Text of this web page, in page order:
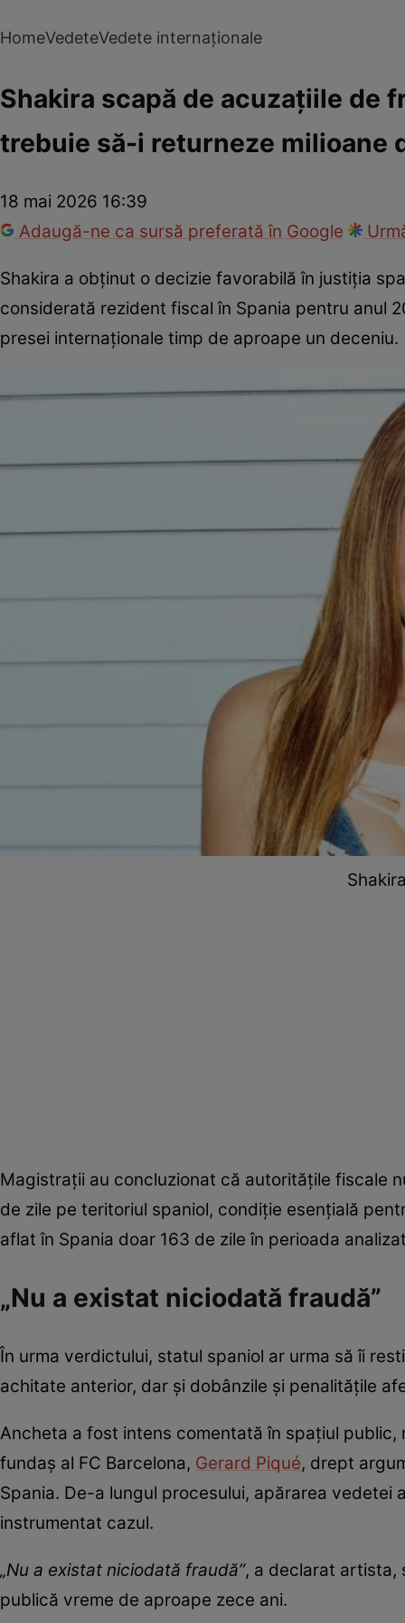
HomeVedeteVedete internaționale
Shakira scapă de acuzațiile de
trebuie să-i returneze milioane
18 mai 2026 16:39
Adaugă-ne ca sursă preferată în Google
Shakira a obținut o decizie favorabilă în justiția
considerată rezident fiscal în Spania pentru anul
presei internaționale timp de aproape un deceniu.
Magistrații au concluzionat că autoritățile fiscale
de zile pe teritoriul spaniol, condiție esențială
aflat în Spania doar 163 de zile în perioada
„Nu a existat niciodată fraudă”
În urma verdictului, statul spaniol ar urma să îi
achitate anterior, dar și dobânzile și penalitățile
Ancheta a fost intens comentată în spațiul
fundaș al FC Barcelona, Gerard Piqué, drept
Spania. De-a lungul procesului, apărarea
instrumentat cazul.
„Nu a existat niciodată fraudă”, a declarat artista,
publică vreme de aproape zece ani.